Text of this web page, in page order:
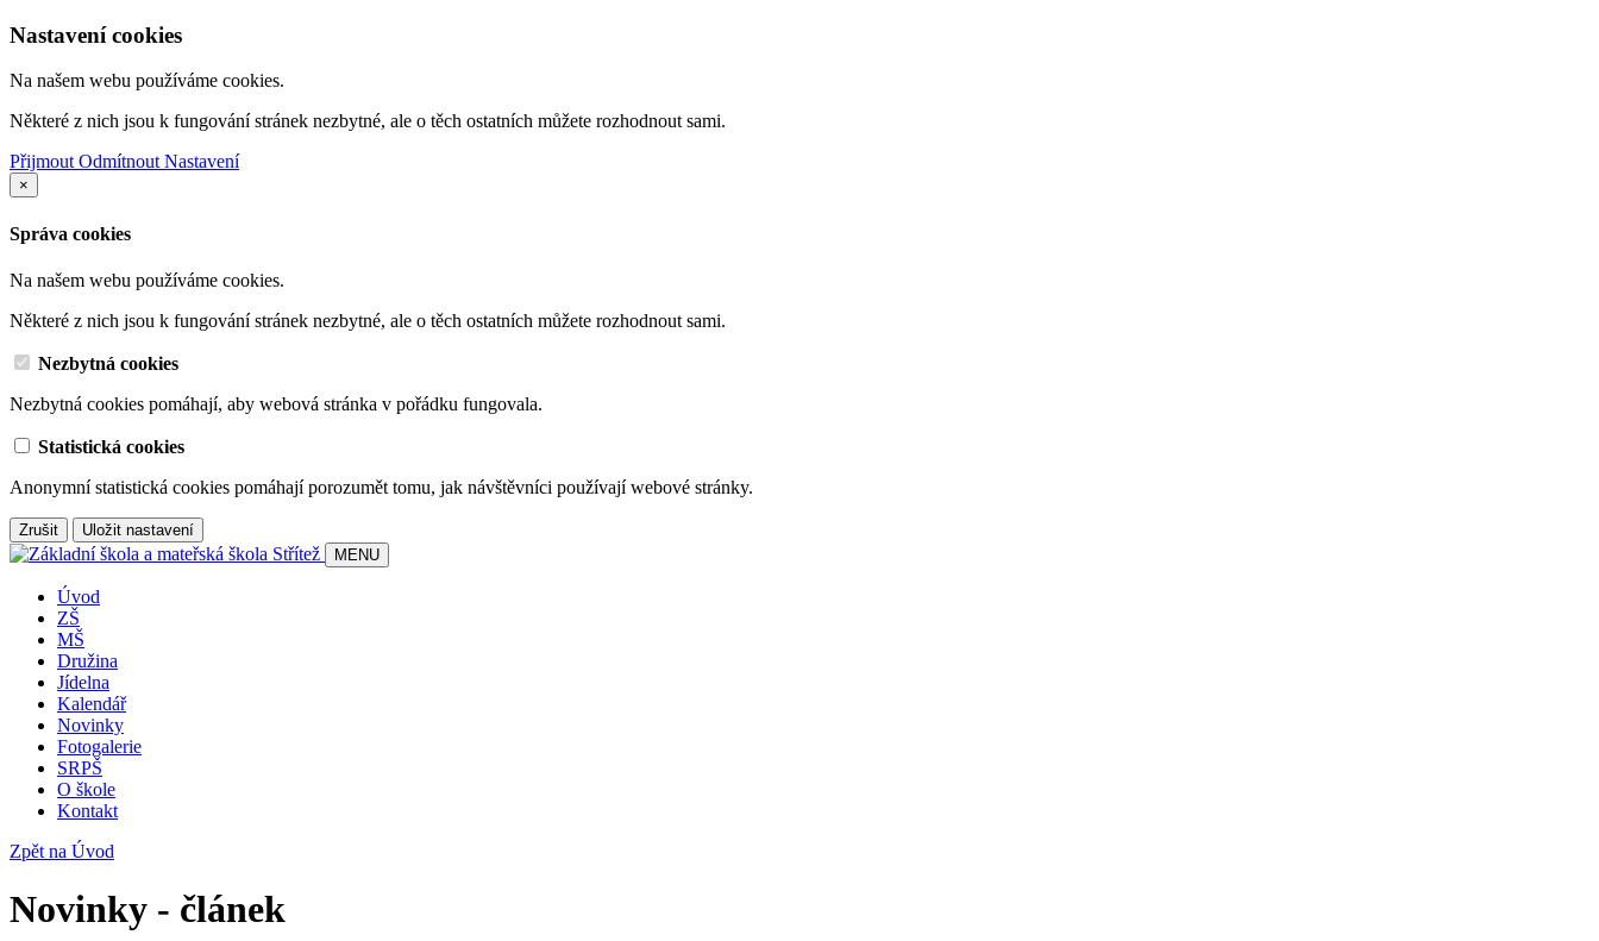
Nastavení cookies
Na našem webu používáme cookies.
Některé z nich jsou k fungování stránek nezbytné, ale o těch ostatních můžete rozhodnout sami.
PřijmoutOdmítnoutNastavení
×
Správa cookies
Na našem webu používáme cookies.
Některé z nich jsou k fungování stránek nezbytné, ale o těch ostatních můžete rozhodnout sami.
Nezbytná cookies
Nezbytná cookies pomáhají, aby webová stránka v pořádku fungovala.
Statistická cookies
Anonymní statistická cookies pomáhají porozumět tomu, jak návštěvníci používají webové stránky.
Zrušit
Uložit nastavení
MENU
Úvod
ZŠ
MŠ
Družina
Jídelna
Kalendář
Novinky
Fotogalerie
SRPŠ
O škole
Kontakt
Zpět na Úvod
Novinky - článek